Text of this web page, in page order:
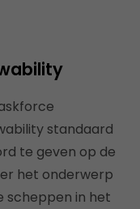
standaard
te geven op de
het onderwerp
scheppen in het